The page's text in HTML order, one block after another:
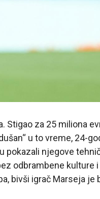
Stigao za 25 miliona
u to vreme, 24-
pokazali njegove
odbrambene kulture
bivši igrač Marseja je